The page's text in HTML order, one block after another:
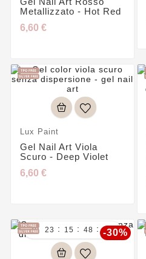
Metallizzato - Hot Red
6,60 €
Lux Paint
Gel Nail Art Viola
Scuro - Deep Violet
6,60 €
 23 : 15 : 48 : 45
-30%